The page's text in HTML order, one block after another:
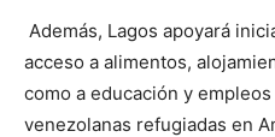
Además, Lagos apoyará
acceso a alimentos,
como a educación y
venezolanas refugiadas en